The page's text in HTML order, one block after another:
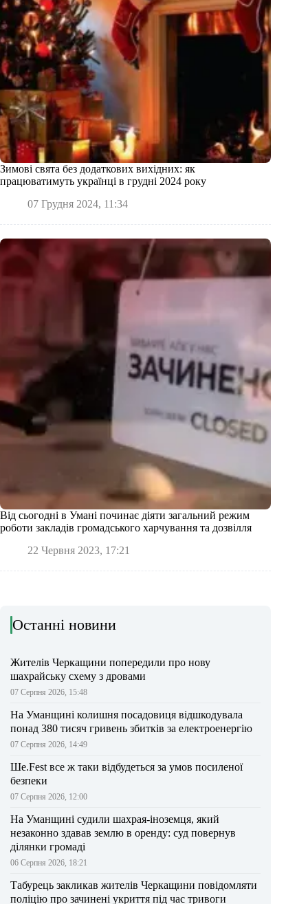
Зимові свята без додаткових вихідних: як
працюватимуть українці в грудні 2024 року
07 Грудня 2024, 11:34
Від сьогодні в Умані починає діяти загальний режим
роботи закладів громадського харчування та дозвілля
22 Червня 2023, 17:21
Останні новини
Жителів Черкащини попередили про нову
шахрайську схему з дровами
07 Серпня 2026, 15:48
На Уманщині колишня посадовиця відшкодувала
понад 380 тисяч гривень збитків за електроенергію
07 Серпня 2026, 14:49
Ше.Fest все ж таки відбудеться за умов посиленої
безпеки
07 Серпня 2026, 12:00
На Уманщині судили шахрая-іноземця, який
незаконно здавав землю в оренду: суд повернув
ділянки громаді
06 Серпня 2026, 18:21
Табурець закликав жителів Черкащини повідомляти
поліцію про зачинені укриття під час тривоги